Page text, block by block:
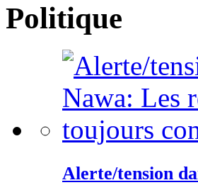
Politique
Alerte/tension